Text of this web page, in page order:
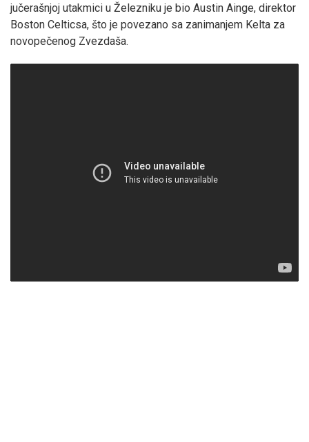
jučerašnjoj utakmici u Železniku je bio Austin Ainge, direktor
Boston Celticsa, što je povezano sa zanimanjem Kelta za
novopečenog Zvezdaša.